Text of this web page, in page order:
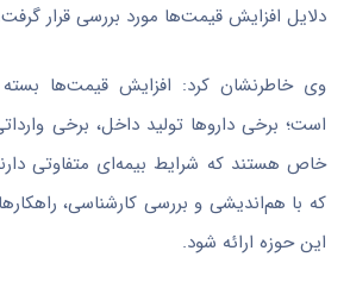
دلایل افزایش قیمت‌ها مورد بررسی قرار
وی خاطرنشان کرد: افزایش قیمت‌ها بسته
است؛ برخی داروها تولید داخل، برخی
خاص هستند که شرایط بیمه‌ای متفاوتی
که با هم‌اندیشی و بررسی کارشناسی،
این حوزه ارائه شود.